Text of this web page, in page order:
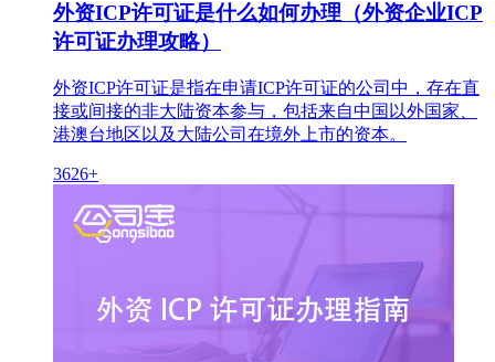
外资ICP许可证是什么如何办理（外资企业ICP
许可证办理攻略）
外资ICP许可证是指在申请ICP许可证的公司中，存在直
接或间接的非大陆资本参与，包括来自中国以外国家、
港澳台地区以及大陆公司在境外上市的资本。
3626+